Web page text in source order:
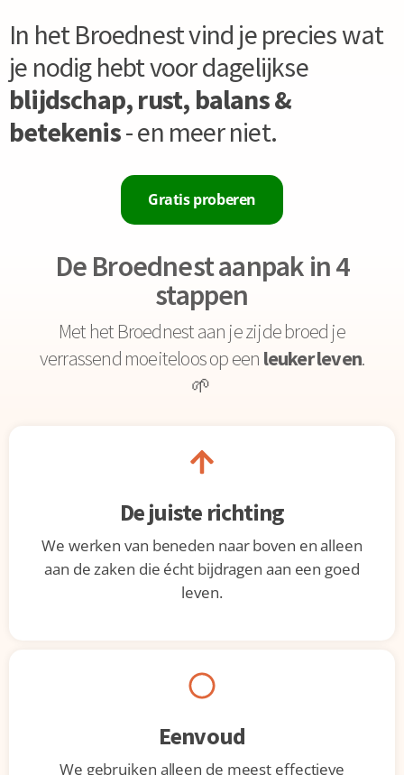
In het Broednest vind je precies wat
je nodig hebt voor dagelijkse
blijdschap, rust, balans &
betekenis- en meer niet.
Gratis proberen
De Broednest aanpak in 4
stappen
Met het Broednest aan je zijde broed je
verrassend moeiteloos op een leuker leven.
🌱
De juiste richting
We werken van beneden naar boven en alleen
aan de zaken die écht bijdragen aan een goed
leven.
Eenvoud
We gebruiken alleen de meest effectieve